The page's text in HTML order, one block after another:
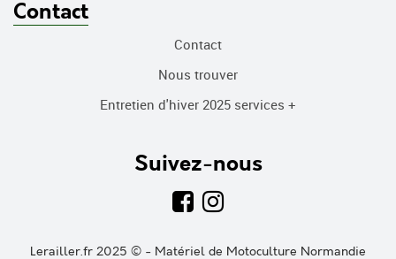
Contact
Contact
Nous trouver
Entretien d'hiver 2025 services +
Suivez-nous
Lerailler.fr 2025 © - Matériel de Motoculture Normandie